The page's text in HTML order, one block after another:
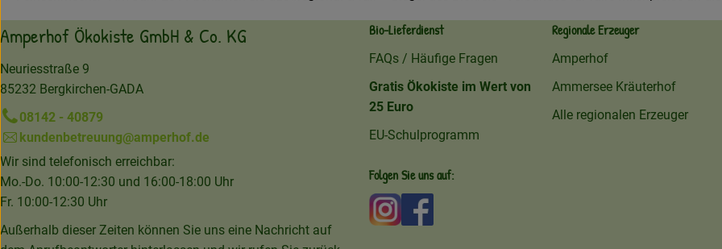
Amperhof Ökokiste GmbH & Co. KG
Neuriesstraße 9
85232 Bergkirchen-GADA
08142 - 40879
kundenbetreuung@amperhof.de
Wir sind telefonisch erreichbar:
Mo.-Do. 10:00-12:30 und 16:00-18:00 Uhr
Fr. 10:00-12:30 Uhr
Außerhalb dieser Zeiten können Sie uns eine Nachricht auf
Bio-Lieferdienst
FAQs / Häufige Fragen
Gratis Ökokiste im Wert von
25 Euro
EU-Schulprogramm
Regionale Erzeuger
Amperhof
Ammersee Kräuterhof
Alle regionalen Erzeuger
Folgen Sie uns auf:
Externer Link zu https://www.instagram.com/